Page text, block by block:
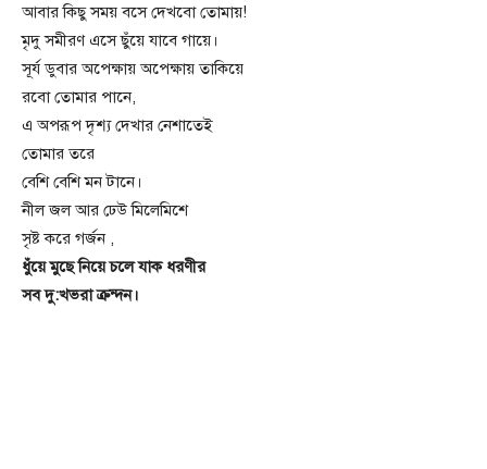
আবার কিছু সময় বসে দেখবো তোমায়!
মৃদু সমীরণ এসে ছুঁয়ে যাবে গায়ে।
সূর্য ডুবার অপেক্ষায় অপেক্ষায় তাকিয়ে
রবো তোমার পানে,
এ অপরূপ দৃশ্য দেখার নেশাতেই
তোমার তরে
বেশি বেশি মন টানে।
নীল জল আর ঢেউ মিলেমিশে
সৃষ্ট করে গর্জন ,
ধুঁয়ে মুছে নিয়ে চলে যাক ধরণীর
সব দু:খভরা ক্রন্দন।